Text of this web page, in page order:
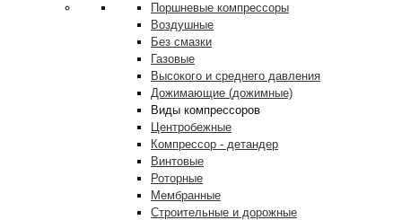
Поршневые компрессоры
Воздушные
Без смазки
Газовые
Высокого и среднего давления
Дожимающие (дожимные)
Виды компрессоров
Центробежные
Компрессор - детандер
Винтовые
Роторные
Мембранные
Строительные и дорожные